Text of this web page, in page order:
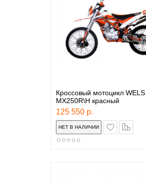
Кроссовый мотоцикл WELS
MX250R\H красный
125 550 р.
в закладки